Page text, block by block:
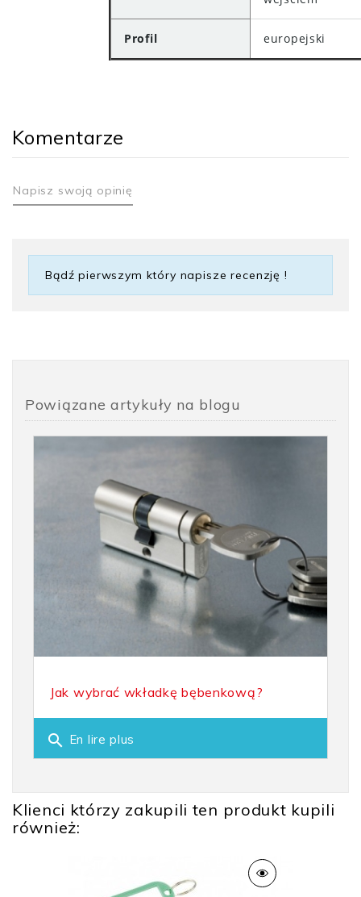
Profil europejski
Seria SA
Poziom zabezpieczeń
Rodzaj zamknięcia podwójne wejście
21x21
Komentarze
Napisz swoją opinię
Bądź pierwszym który napisze recenzję !
Powiązane artykuły na blogu
Jak wybrać wkładkę bębenkową?
search En lire plus
Klienci którzy zakupili ten produkt kupili
również: